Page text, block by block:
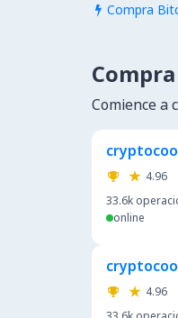
 Compra
Comience a
4.96
33.6k
online
4.96